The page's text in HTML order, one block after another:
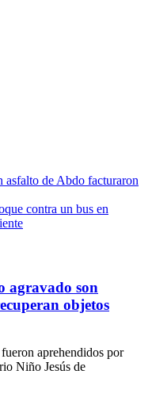
asfalto de Abdo facturaron
contra un bus en
agravado son
objetos
aprehendidos por
Niño Jesús de